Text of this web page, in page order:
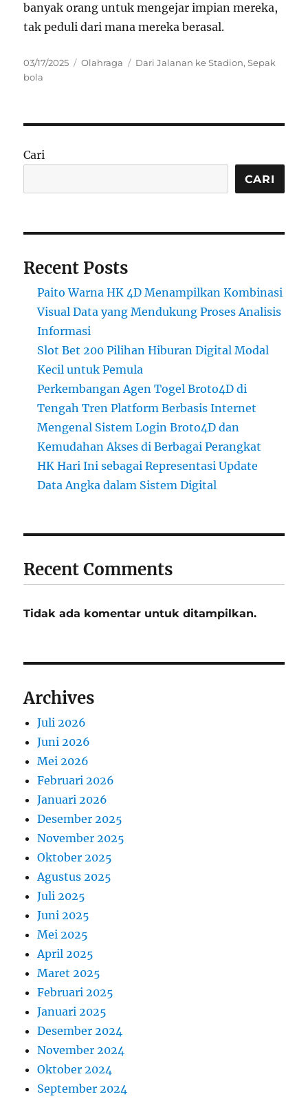
banyak orang untuk mengejar impian mereka,
tak peduli dari mana mereka berasal.
Posted
on
03/17/2025 Categories
Olahraga Tags
Dari Jalanan ke Stadion,Sepak
bola
Cari
CARI
Recent Posts
Paito Warna HK 4D Menampilkan Kombinasi
Visual Data yang Mendukung Proses Analisis
Informasi
Slot Bet 200 Pilihan Hiburan Digital Modal
Kecil untuk Pemula
Perkembangan Agen Togel Broto4D di
Tengah Tren Platform Berbasis Internet
Mengenal Sistem Login Broto4D dan
Kemudahan Akses di Berbagai Perangkat
HK Hari Ini sebagai Representasi Update
Data Angka dalam Sistem Digital
Recent Comments
Tidak ada komentar untuk ditampilkan.
Archives
Juli 2026
Juni 2026
Mei 2026
Februari 2026
Januari 2026
Desember 2025
November 2025
Oktober 2025
Agustus 2025
Juli 2025
Juni 2025
Mei 2025
April 2025
Maret 2025
Februari 2025
Januari 2025
Desember 2024
November 2024
Oktober 2024
September 2024